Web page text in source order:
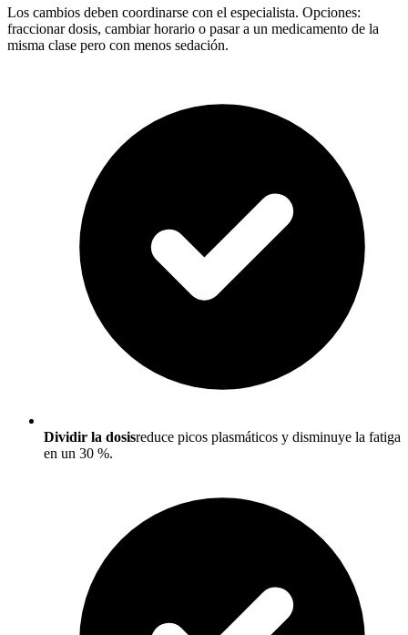
Los cambios deben coordinarse con el especialista. Opciones:
fraccionar dosis, cambiar horario o pasar a un medicamento de la
misma clase pero con menos sedación.
Dividir la dosisreduce picos plasmáticos y disminuye la fatiga
en un 30 %.